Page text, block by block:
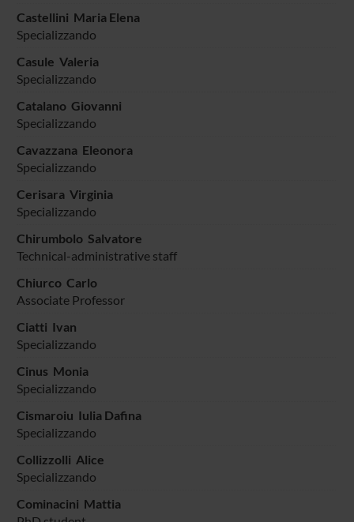
Castellini Maria Elena
Specializzando
Casule Valeria
Specializzando
Catalano Giovanni
Specializzando
Cavazzana Eleonora
Specializzando
Cerisara Virginia
Specializzando
Chirumbolo Salvatore
Technical-administrative staff
Chiurco Carlo
Associate Professor
Ciatti Ivan
Specializzando
Cinus Monia
Specializzando
Cismaroiu Iulia Dafina
Specializzando
Collizzolli Alice
Specializzando
Cominacini Mattia